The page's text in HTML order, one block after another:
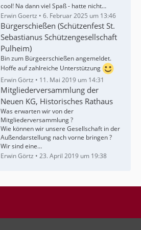
cool! Na dann viel Spaß - hatte nicht…
Erwin Goertz
6. Februar 2025 um 13:46
Bürgerschießen (Schützenfest St.
Sebastianus Schützengesellschaft
Pulheim)
Bin zum Bürgeerschießen angemeldet.
Hoffe auf zahlreiche Unterstützung
Erwin Görtz
11. Mai 2019 um 14:31
Mitgliederversammlung der
Neuen KG, Historisches Rathaus
Was erwarten wir von der
Mitgliederversammlung ?
Wie können wir unsere Gesellschaft in der
Außendarstellung nach vorne bringen ?
Wir sind eine…
Erwin Görtz
23. April 2019 um 19:38